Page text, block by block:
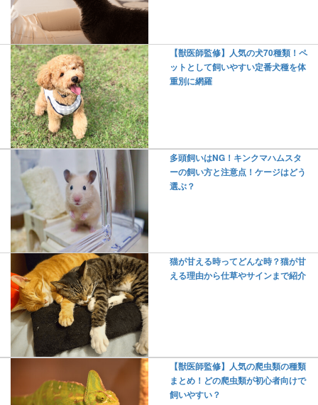
【獣医師監修】人気の犬70種類！ペ
ットとして飼いやすい定番犬種を体
重別に網羅
多頭飼いはNG！キンクマハムスタ
ーの飼い方と注意点！ケージはどう
選ぶ？
猫が甘える時ってどんな時？猫が甘
える理由から仕草やサインまで紹介
【獣医師監修】人気の爬虫類の種類
まとめ！どの爬虫類が初心者向けで
飼いやすい？